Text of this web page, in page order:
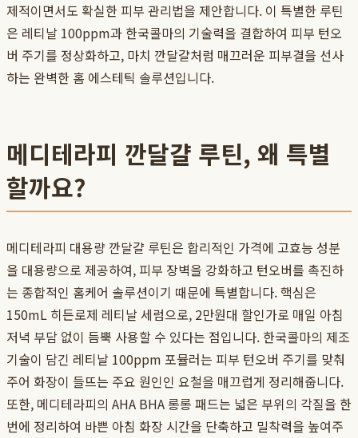
제적이면서도 확실한 피부 관리법을 제안합니다. 이 특별한 루틴
은 레티날 100ppm과 한국콜마의 기술력을 결합하여 피부 턴오
버 주기를 정상화하고, 마치 깐달걀처럼 매끄러운 피부결을 선사
하는 완벽한 홈 에스테틱 솔루션입니다.
메디테라피 깐달걀 루틴, 왜 특별
할까요?
메디테라피 대용량 깐달걀 루틴은 합리적인 가격에 고효능 성분
을 대용량으로 제공하여, 피부 장벽을 강화하고 턴오버를 촉진하
는 종합적인 홈케어 솔루션이기 때문에 특별합니다. 핵심은
150mL 히든로제 레티날 세럼으로, 2만원대 할인가로 매일 아침
저녁 부담 없이 듬뿍 사용할 수 있다는 점입니다. 한국콜마의 제조
기술이 담긴 레티날 100ppm 포뮬러는 피부 턴오버 주기를 맞춰
주어 화장이 들뜨는 주요 원인인 요철을 매끄럽게 정리해줍니다.
또한, 메디테라피의 AHA BHA 롱롱 패드는 넓은 부위의 각질을 한
번에 정리하여 바쁜 아침 화장 시간을 단축하고 밀착력을 높여주